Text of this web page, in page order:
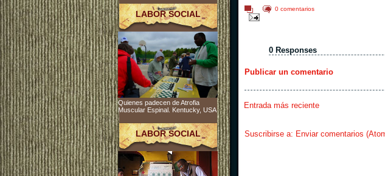
0 comentarios
0 Responses
Publicar un comentario
Entrada más reciente
Suscribirse a: Enviar comentarios
LABOR SOCIAL
Quienes padecen de Atrofia
Muscular Espinal. Kentucky, USA
LABOR SOCIAL